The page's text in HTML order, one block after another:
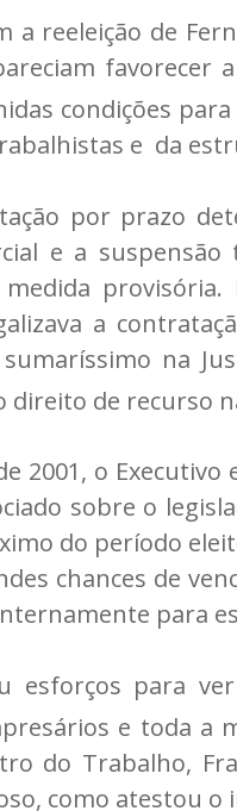
a reeleição de
favorecer
condições
e da
por prazo
e a
provisória.
a
na
direito de recurso
2001, o
sobre o
do período
chances de
para
esforços para
e toda a
do Trabalho,
como atestou